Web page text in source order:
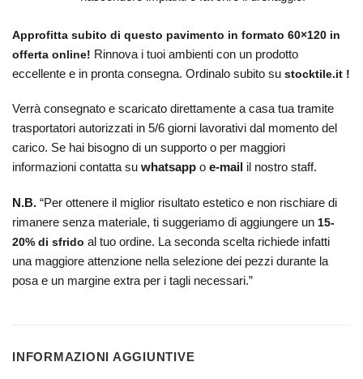
Approfitta subito di questo pavimento in formato 60×120 in
offerta online! Rinnova i tuoi ambienti con un prodotto
eccellente e in pronta consegna. Ordinalo subito su stocktile.it !
Verrà consegnato e scaricato direttamente a casa tua tramite
trasportatori autorizzati in 5/6 giorni lavorativi dal momento del
carico. Se hai bisogno di un supporto o per maggiori
informazioni contatta su whatsapp o e-mail il nostro staff.
N.B. “Per ottenere il miglior risultato estetico e non rischiare di
rimanere senza materiale, ti suggeriamo di aggiungere un 15-
20% di sfrido al tuo ordine. La seconda scelta richiede infatti
una maggiore attenzione nella selezione dei pezzi durante la
posa e un margine extra per i tagli necessari.”
INFORMAZIONI AGGIUNTIVE